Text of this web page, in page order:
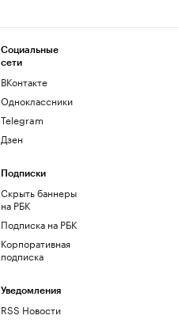
Социальные
сети
ВКонтакте
Одноклассники
Telegram
Дзен
Подписки
Скрыть баннеры
на РБК
Подписка на РБК
Корпоративная
подписка
Уведомления
RSS Новости